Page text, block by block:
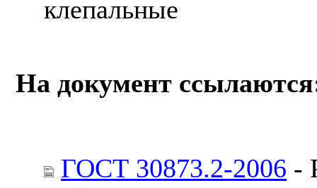
клепальные
На документ
ГОСТ 30873.2-2006 -